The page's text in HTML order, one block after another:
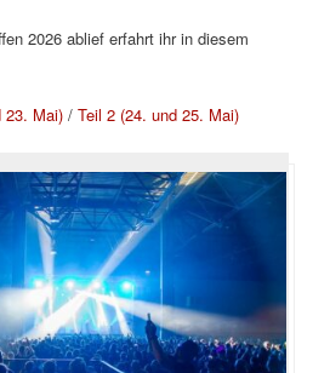
2026 ablief erfahrt ihr in diesem
23. Mai) /Teil 2 (24. und 25. Mai)